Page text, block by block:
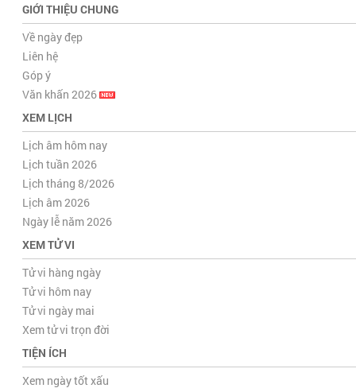
GIỚI THIỆU CHUNG
Về ngày đẹp
Liên hệ
Góp ý
Văn khấn 2026
XEM LỊCH
Lịch âm hôm nay
Lịch tuần 2026
Lịch tháng 8/2026
Lịch âm 2026
Ngày lễ năm 2026
XEM TỬ VI
Tử vi hàng ngày
Tử vi hôm nay
Tử vi ngày mai
Xem tử vi trọn đời
TIỆN ÍCH
Xem ngày tốt xấu